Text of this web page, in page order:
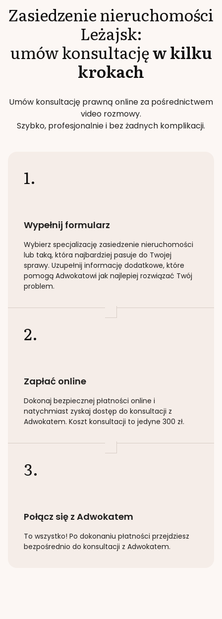
Zasiedzenie nieruchomości
Leżajsk:
umów konsultacjęw kilku
krokach
Umów konsultację prawną online za pośrednictwem
video rozmowy.
Szybko, profesjonalnie i bez żadnych komplikacji.
1.
Wypełnij formularz
Wybierz specjalizację zasiedzenie nieruchomości
lub taką, która najbardziej pasuje do Twojej
sprawy. Uzupełnij informację dodatkowe, które
pomogą Adwokatowi jak najlepiej rozwiązać Twój
problem.
2.
Zapłać online
Dokonaj bezpiecznej płatności online i
natychmiast zyskaj dostęp do konsultacji z
Adwokatem. Koszt konsultacji to jedyne 300 zł.
3.
Połącz się z Adwokatem
To wszystko! Po dokonaniu płatności przejdziesz
bezpośrednio do konsultacji z Adwokatem.